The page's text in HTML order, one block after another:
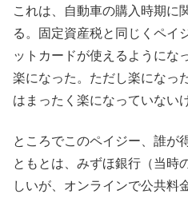
これは、自動車の購入時期に
る。固定資産税と同じくペイ
ットカードが使えるようにな
楽になった。ただし楽になっ
はまったく楽になっていない
ところでこのペイジー、誰が
ともとは、みずほ銀行（当時
しいが、オンラインで公共料